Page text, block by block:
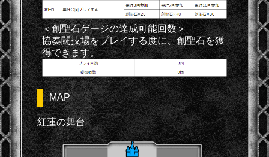
＜創聖石ゲージの達成可能回数＞
協奏闘技場をプレイする度に、創聖石を獲
得できます。
MAP
紅蓮の舞台